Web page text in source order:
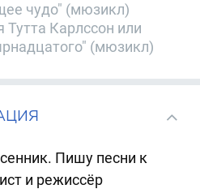
чудо" (мюзикл)
Карлссон или
(мюзикл)
Пишу песни к
и режиссёр